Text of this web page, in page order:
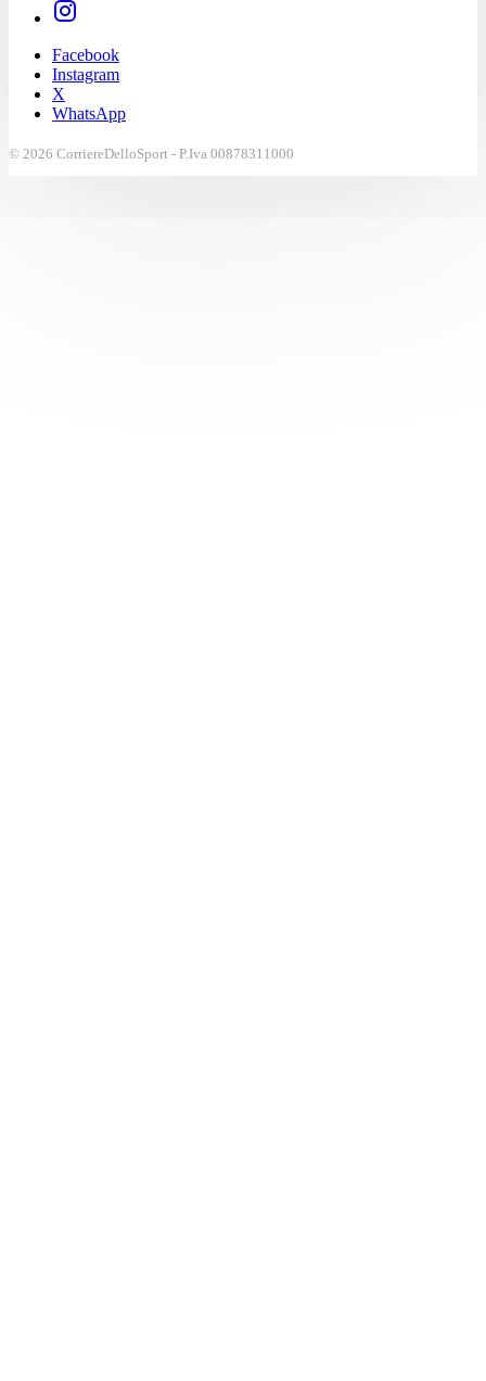
Facebook
Instagram
X
WhatsApp
© 2026 CorriereDelloSport - P.Iva 00878311000